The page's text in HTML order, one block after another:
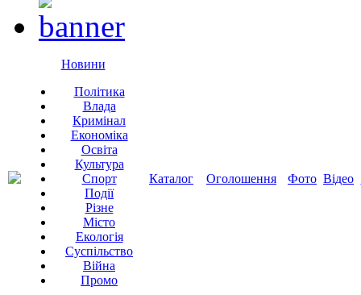
Новини
Політика
Влада
Кримінал
Економіка
Освіта
Культура
Спорт
Події
Різне
Місто
Екологія
Суспільство
Війна
Промо
Каталог Оголошення Фото Відео